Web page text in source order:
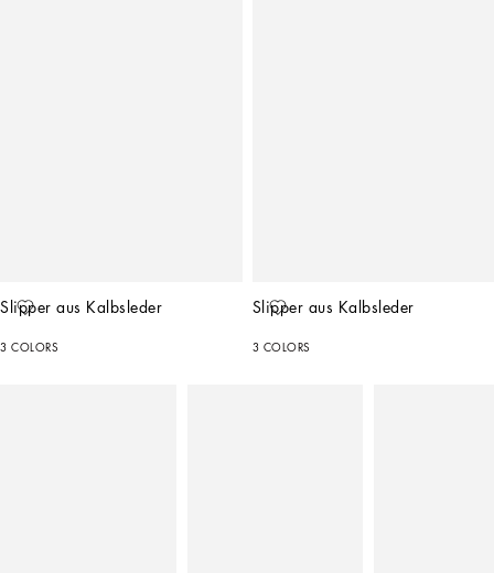
Slipper aus Kalbsleder
3 COLORS
Slipper aus Kalbsleder
3 COLORS